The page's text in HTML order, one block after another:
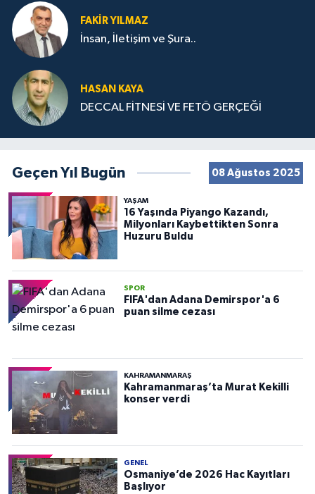
FAKIR YILMAZ
İnsan, İletişim ve Şura..
HASAN KAYA
DECCAL FİTNESİ VE FETÖ GERÇEĞİ
Geçen Yıl Bugün 08 Ağustos 2025
YAŞAM
16 Yaşında Piyango Kazandı,
Milyonları Kaybettikten Sonra
Huzuru Buldu
SPOR
FIFA'dan Adana Demirspor'a 6
puan silme cezası
KAHRAMANMARAŞ
Kahramanmaraş’ta Murat Kekilli
konser verdi
GENEL
Osmaniye’de 2026 Hac Kayıtları
Başlıyor